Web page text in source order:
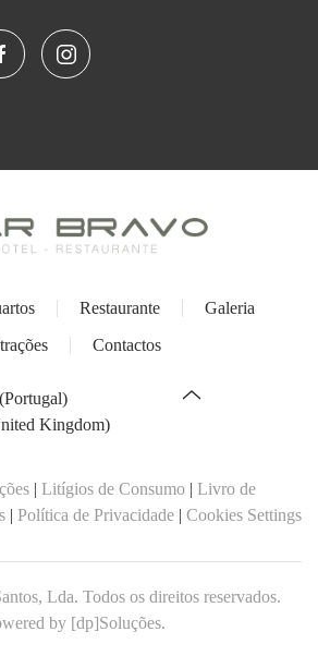
Restaurante
Galeria
Contactos
| Litígios de Consumo| Livro de
| Política de Privacidade | Cookies Settings
Lda. Todos os direitos reservados.
by [dp]Soluções.